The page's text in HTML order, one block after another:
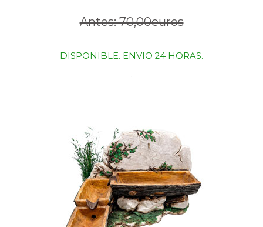
Antes: 70,00euros
DISPONIBLE. ENVIO 24 HORAS.
.